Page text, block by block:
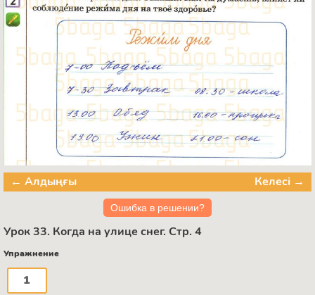
← Алдыңғы Келесі →
Ошибка в решении?
Урок 33. Когда на улице снег. Стр. 4
Упражнение
1